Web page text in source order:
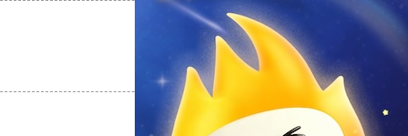
支持[0] 反对[0]